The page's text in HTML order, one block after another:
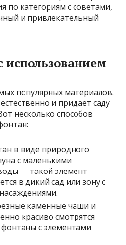
по категориям с советами,
и привлекательный
популярных материалов.
и придает саду
несколько способов
в виде природного
с маленькими
— такой элемент
в дикий сад или зону с
каменные чаши и
красиво смотрятся
с элементами